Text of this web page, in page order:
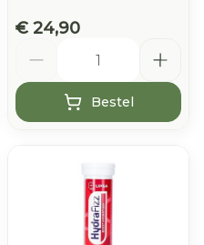
€ 24,90
Bestel